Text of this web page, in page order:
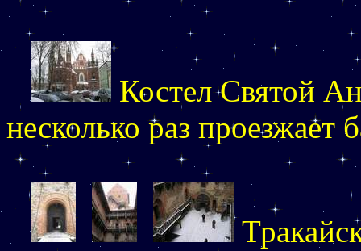
Костел Святой
несколько раз проезжает